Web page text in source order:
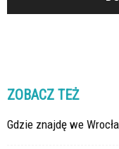
ZOBACZ TEŻ
Gdzie znajdę we